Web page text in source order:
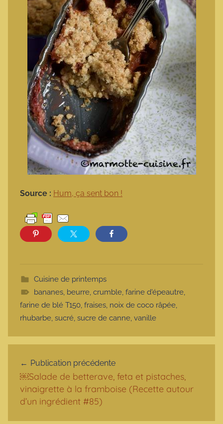
Source : Hum, ça sent bon !
Cuisine de printemps
bananes, beurre, crumble, farine d'épeautre,
farine de blé T150, fraises, noix de coco râpée,
rhubarbe, sucré, sucre de canne, vanille
Publication précédente
￼Salade de betterave, feta et pistaches,
vinaigrette à la framboise (Recette autour
d’un ingrédient #85)